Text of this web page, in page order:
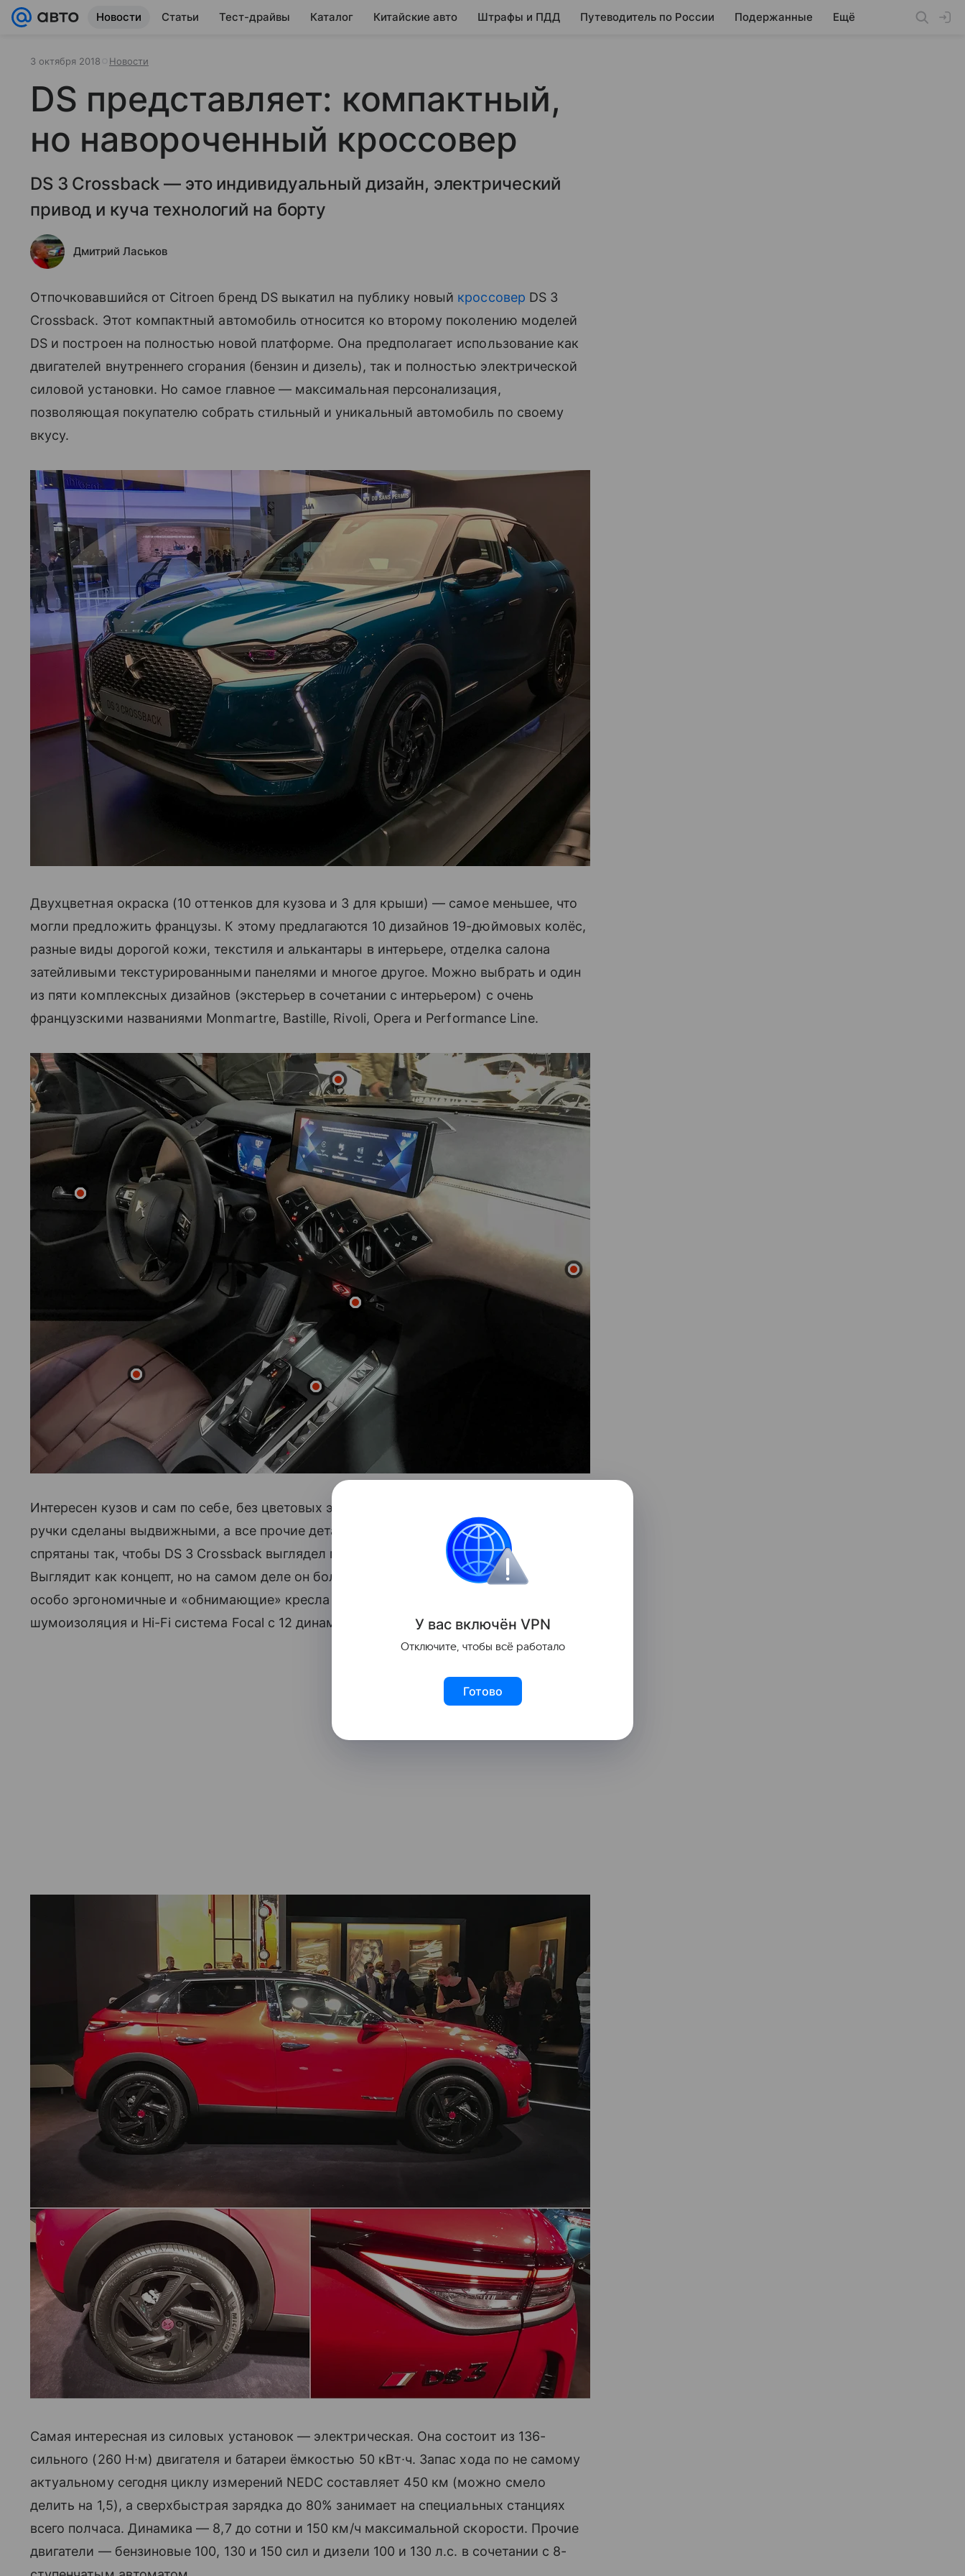
Новости Статьи Тест-драйвы Каталог Китайские авто Штрафы и ПДД Путеводитель по России Подержанные Ещё
3 октября 2018 Новости
DS представляет: компактный,
но навороченный кроссовер
DS 3 Crossback — это индивидуальный дизайн, электрический
привод и куча технологий на борту
Дмитрий Ласьков
Отпочковавшийся от Citroen бренд DS выкатил на публику новый кроссовер DS 3
Crossback. Этот компактный автомобиль относится ко второму поколению моделей
DS и построен на полностью новой платформе. Она предполагает использование как
двигателей внутреннего сгорания (бензин и дизель), так и полностью электрической
силовой установки. Но самое главное — максимальная персонализация,
позволяющая покупателю собрать стильный и уникальный автомобиль по своему
вкусу.
Двухцветная окраска (10 оттенков для кузова и 3 для крыши) — самое меньшее, что
могли предложить французы. К этому предлагаются 10 дизайнов 19-дюймовых колёс,
разные виды дорогой кожи, текстиля и алькантары в интерьере, отделка салона
затейливыми текстурированными панелями и многое другое. Можно выбрать и один
из пяти комплексных дизайнов (экстерьер в сочетании с интерьером) с очень
французскими названиями Monmartre, Bastille, Rivoli, Opera и Performance Line.
Интересен кузов и сам по себе, без цветовых экспериментов — наружные дверные
ручки сделаны выдвижными, а все прочие детали вроде антенны и мелкой фурнитуры
спрятаны так, чтобы DS 3 Crossback выглядел максимально гладко и лаконично.
Выглядит как концепт, но на самом деле он более чем серийный! В салоне заявлены
особо эргономичные и «обнимающие» кресла с инновационной набивкой, отличная
шумоизоляция и Hi-Fi система Focal с 12 динамиками.
Самая интересная из силовых установок — электрическая. Она состоит из 136-
сильного (260 Н∙м) двигателя и батареи ёмкостью 50 кВт∙ч. Запас хода по не самому
актуальному сегодня циклу измерений NEDC составляет 450 км (можно смело
делить на 1,5), а сверхбыстрая зарядка до 80% занимает на специальных станциях
всего полчаса. Динамика — 8,7 до сотни и 150 км/ч максимальной скорости. Прочие
двигатели — бензиновые 100, 130 и 150 сил и дизели 100 и 130 л.с. в сочетании с 8-
У вас включён VPN
Отключите, чтобы всё работало
Готово